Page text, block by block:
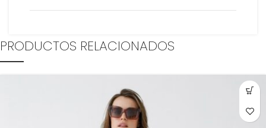
PRODUCTOS RELACIONADOS